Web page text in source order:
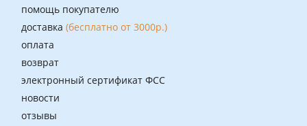
помощь покупателю
доставка (бесплатно от 3000р.)
оплата
возврат
электронный сертификат ФСС
новости
отзывы